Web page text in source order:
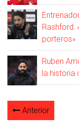
Rashford:
porteros»
Ruben
la historia
Anterior